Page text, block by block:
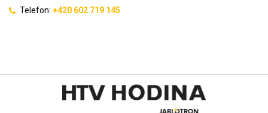
Telefon: +420 602 719 145